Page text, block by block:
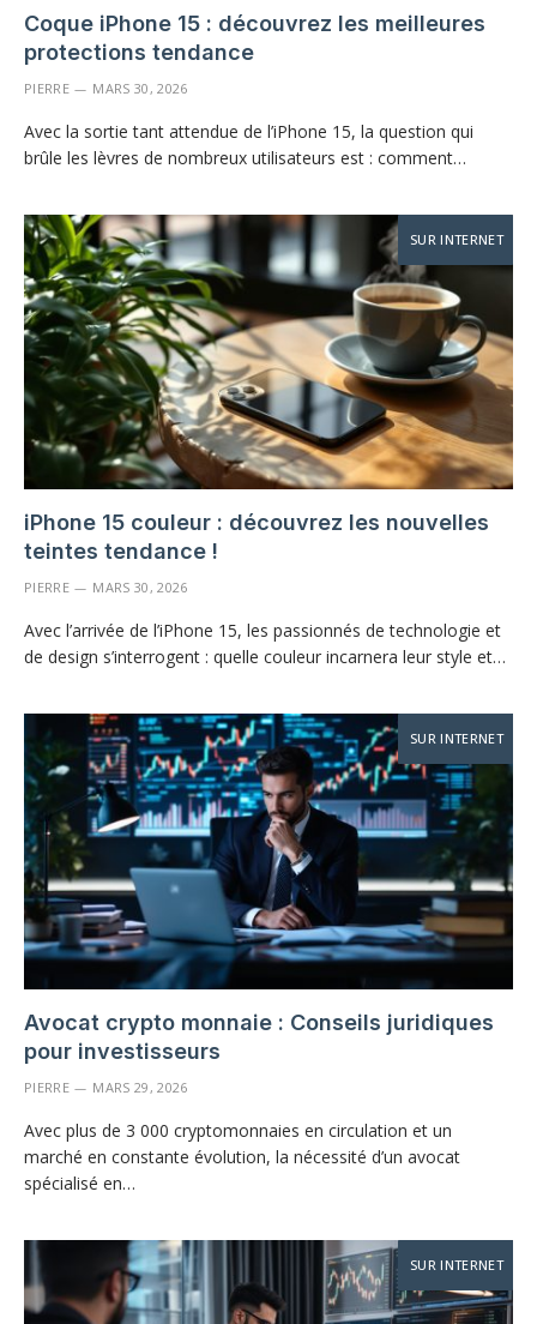
Coque iPhone 15 : découvrez les meilleures
protections tendance
PIERRE MARS 30, 2026
Avec la sortie tant attendue de l’iPhone 15, la question qui
brûle les lèvres de nombreux utilisateurs est : comment…
SUR INTERNET
iPhone 15 couleur : découvrez les nouvelles
teintes tendance !
PIERRE MARS 30, 2026
Avec l’arrivée de l’iPhone 15, les passionnés de technologie et
de design s’interrogent : quelle couleur incarnera leur style et…
SUR INTERNET
Avocat crypto monnaie : Conseils juridiques
pour investisseurs
PIERRE MARS 29, 2026
Avec plus de 3 000 cryptomonnaies en circulation et un
marché en constante évolution, la nécessité d’un avocat
spécialisé en…
SUR INTERNET